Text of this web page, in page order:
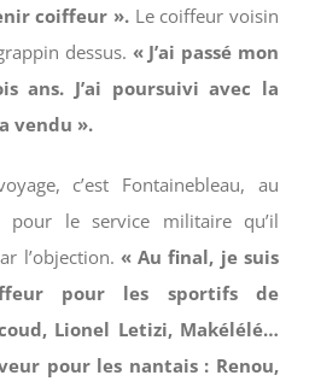
coiffeur ». Le coiffeur voisin
dessus. « J’ai passé mon
ans. J’ai poursuivi avec la
vendu ».
c’est Fontainebleau, au
pour le service militaire qu’il
l’objection. « Au final, je suis
pour les sportifs de
Lionel Letizi, Makélélé…
pour les nantais : Renou,